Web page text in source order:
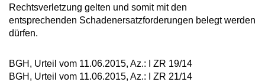
Rechtsverletzung gelten und somit mit den
entsprechenden Schadenersatzforderungen belegt werden
dürfen.
BGH, Urteil vom 11.06.2015, Az.: I ZR 19/14
BGH, Urteil vom 11.06.2015, Az.: I ZR 21/14